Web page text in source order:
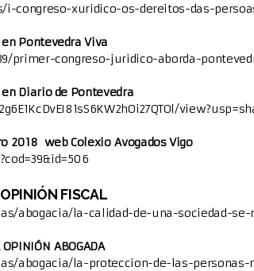
i-congreso-xuridico-os-dereitos-das-
en Pontevedra Viva
primer-congreso-juridico-aborda-
en Diario de Pontevedra
2018 web Colexio Avogados Vigo
OPINIÓN FISCAL
abogacia/la-calidad-de-una-sociedad-
OPINIÓN ABOGADA
abogacia/la-proteccion-de-las-